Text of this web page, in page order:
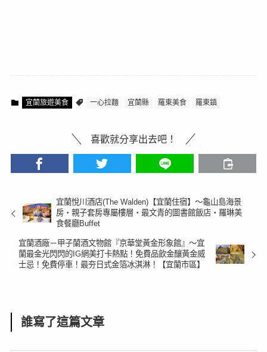
宜蘭旅遊美食 一心拉麵 宜蘭縣 羅東美食 羅東鎮
喜歡就分享出去吧！
宜蘭悅川酒店(The Walden)【宜蘭住宿】～龜山島海景
房‧親子套房專屬樓層‧最文青的圖書館飯店‧羅琳美
食餐廳Buffet
宜蘭酒廠－甲子蘭酒文物館『京華堂黃金形象館』〜宜
蘭最金光閃閃的IG網美打卡熱點！免費品飲金釀黃金威
士忌！免費停車！最夯日式金箔冰淇淋！【宜蘭市區】
誰寫了這篇文章